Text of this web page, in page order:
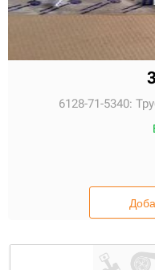
6128-71-5340: